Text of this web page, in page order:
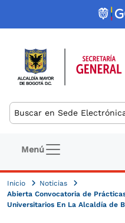
Pasar al contenido
Buscar
Navegación
Menú
Inicio
Noticias
Abierta Convocatoria de
Universitarios En La Alcaldía de